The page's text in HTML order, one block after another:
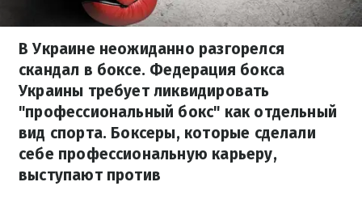
В Украине неожиданно разгорелся
скандал в боксе. Федерация бокса
Украины требует ликвидировать
"профессиональный бокс" как отдельный
вид спорта. Боксеры, которые сделали
себе профессиональную карьеру,
выступают против